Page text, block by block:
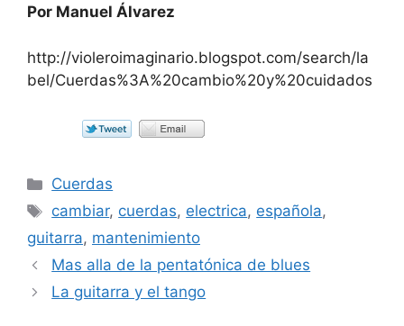
Por Manuel Álvarez
http://violeroimaginario.blogspot.com/search/la
bel/Cuerdas%3A%20cambio%20y%20cuidados
Categorías
Cuerdas
Etiquetas
cambiar, cuerdas, electrica, española,
guitarra, mantenimiento
Mas alla de la pentatónica de blues
La guitarra y el tango